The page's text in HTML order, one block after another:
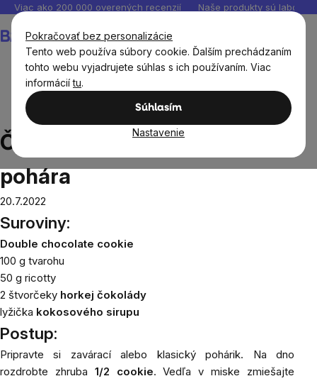
Pokračovať bez personalizácie
Tento web používa súbory cookie. Ďalším prechádzaním
tohto webu vyjadrujete súhlas s ich používaním. Viac
informáciítu.
Súhlasím
Nastavenie
Prejsť
obsah
Viac ako 200 000 overených recenzií Naše produkty sú
košík
Sladké recepty
Čokoládový cheesecake do
pohára
Čokoládový cheesecake do
pohára
20.7.2022
Suroviny:
Double chocolate cookie
100 g tvarohu
50 g ricotty
2 štvorčeky horkej čokolády
lyžička kokosového sirupu
Postup:
Pripravtesi zavárací alebo klasický pohárik. Na dno
rozdrobte zhruba 1/2 cookie. Vedľa v miske zmiešajte